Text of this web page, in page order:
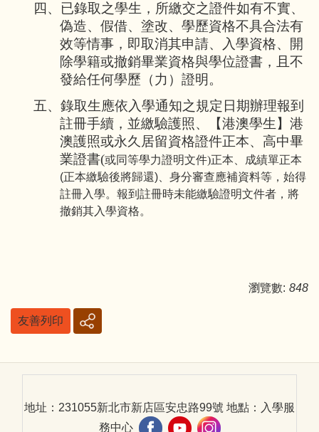
四、已錄取之學生，所繳交之證件如有不實、
偽造、假借、塗改、學歷資格不具合法有
效等情事，即取消其申請、入學資格、開
除學籍或撤銷畢業資格與學位證書，且不
發給任何學歷（力）證明。
五、錄取生應依入學通知之規定日期辦理報到
註冊手續，並繳驗護照、【港澳學生】港
澳護照或永久居留資格證件正本、高中畢
業證書(或同等學力證明文件)正本、成績單正本
(正本繳驗後將歸還)、身分審查應補資料等，始得
註冊入學。報到註冊時未能繳驗證明文件者，將
撤銷其入學資格。
瀏覽數: 848
友善列印
地址：231055新北市新店區安忠路99號 地點：入學服
務中心